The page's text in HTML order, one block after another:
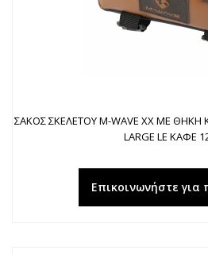
ΣΑΚΟΣ ΣΚΕΛΕΤΟΥ M-WAVE ΧΧ ΜΕ ΘΗΚΗ
LARGE LE ΚΑΦΕ
Επικοινωνήστε